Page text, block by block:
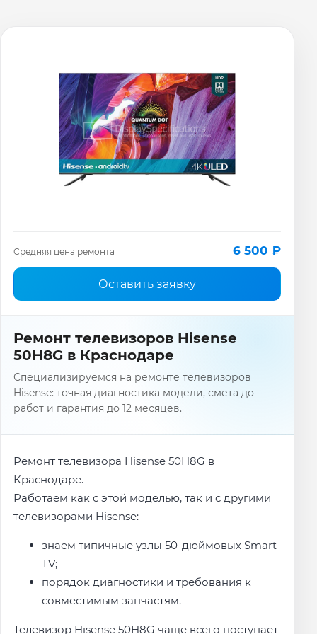
Средняя цена ремонта 6 500 ₽
Оставить заявку
Ремонт телевизоров Hisense
50H8G в Краснодаре
Специализируемся на ремонте телевизоров
Hisense: точная диагностика модели, смета до
работ и гарантия до 12 месяцев.
Ремонт телевизора Hisense 50H8G в
Краснодаре.
Работаем как с этой моделью, так и с другими
телевизорами Hisense:
знаем типичные узлы 50-дюймовых Smart
TV;
порядок диагностики и требования к
совместимым запчастям.
Телевизор Hisense 50H8G чаще всего поступает